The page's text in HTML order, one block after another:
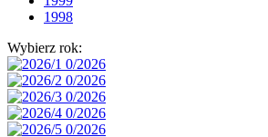
1998
Wybierz rok: